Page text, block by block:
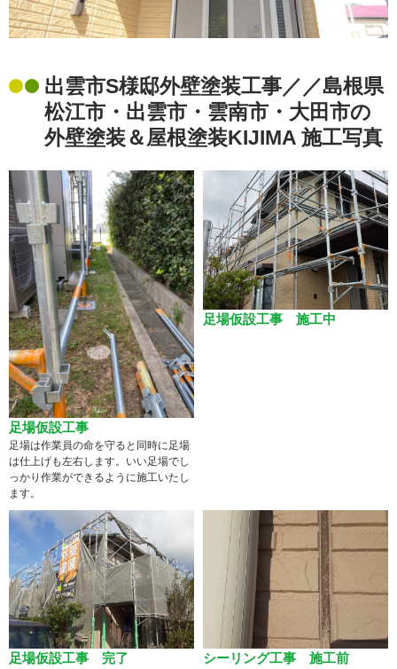
出雲市S様邸外壁塗装工事／／島根県
松江市・出雲市・雲南市・大田市の
外壁塗装＆屋根塗装KIJIMA 施工写真
足場仮設工事
足場は作業員の命を守ると同時に足場
は仕上げも左右します。いい足場でし
っかり作業ができるように施工いたし
ます。
足場仮設工事 施工中
足場仮設工事 完了 シーリング工事 施工前